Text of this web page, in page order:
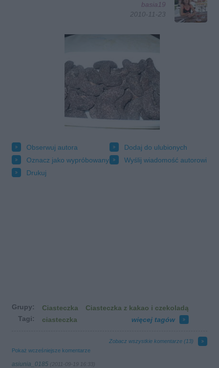
basia19
2010-11-23
Obserwuj autora
Dodaj do ulubionych
Oznacz jako wypróbowany
Wyślij wiadomość autorowi
Drukuj
Grupy: Ciasteczka
Ciasteczka z kakao i czekoladą
Tagi:
ciasteczka więcej tagów
Zobacz wszystkie komentarze (13)
Pokaż wcześniejsze komentarze
asiunia_0185 (2011-09-19 16:33)